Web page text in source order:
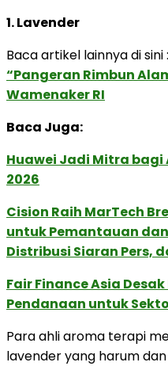
1. Lavender
Baca artikel lainnya di sini :
“Pangeran Rimbun
Wamenaker RI
Baca Juga:
Huawei Jadi Mitra bagi
2026
Cision Raih MarTech
untuk Pemantauan
Distribusi Siaran Pers,
Fair Finance Asia
Pendanaan untuk
Para ahli aroma terapi
lavender yang harum